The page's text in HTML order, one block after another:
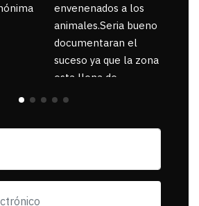
envenenados a los
animales.Seria bueno
documentaran el
suceso ya que la zona
esta llena de
pancartas de
exigiendo al asesino
muerta.